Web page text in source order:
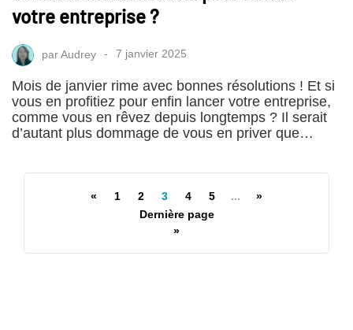
votre entreprise ?
parAudrey 7 janvier 2025
Mois de janvier rime avec bonnes résolutions ! Et si
vous en profitiez pour enfin lancer votre entreprise,
comme vous en rêvez depuis longtemps ? Il serait
d’autant plus dommage de vous en priver que…
« 1 2 3 4 5 ...
»
Dernière page
»